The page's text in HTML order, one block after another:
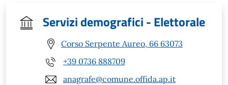
Servizi demografici - Elettorale
Corso Serpente Aureo, 66 63073
+39 0736 888709
anagrafe@comune.offida.ap.it